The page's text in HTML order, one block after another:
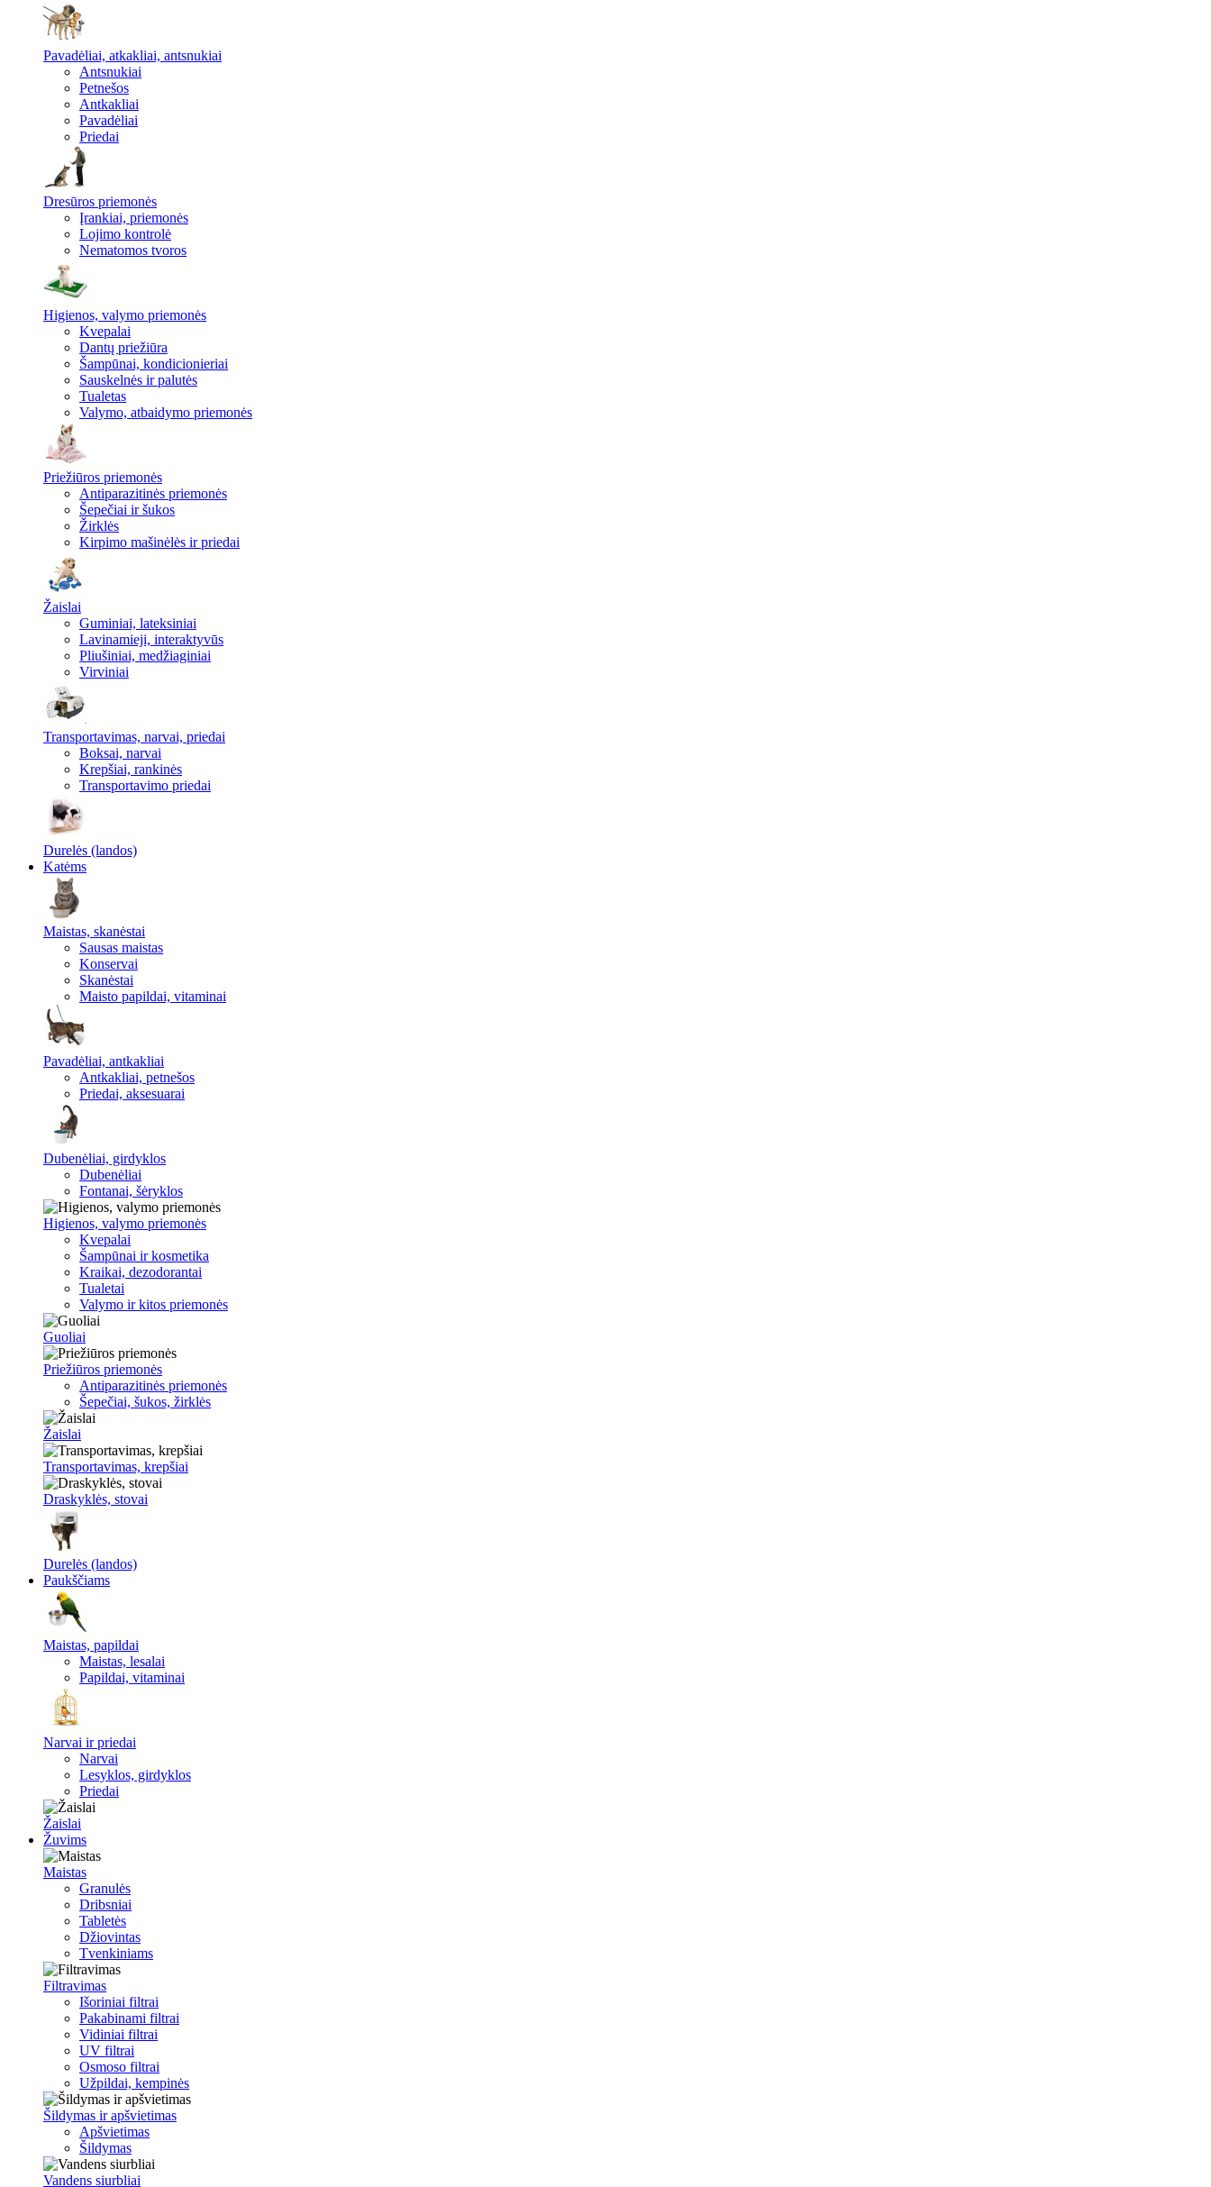
Pavadėliai, atkakliai, antsnukiai
Antsnukiai
Petnešos
Antkakliai
Pavadėliai
Priedai
Dresūros priemonės
Įrankiai, priemonės
Lojimo kontrolė
Nematomos tvoros
Higienos, valymo priemonės
Kvepalai
Dantų priežiūra
Šampūnai, kondicionieriai
Sauskelnės ir palutės
Tualetas
Valymo, atbaidymo priemonės
Priežiūros priemonės
Antiparazitinės priemonės
Šepečiai ir šukos
Žirklės
Kirpimo mašinėlės ir priedai
Žaislai
Guminiai, lateksiniai
Lavinamieji, interaktyvūs
Pliušiniai, medžiaginiai
Virviniai
Transportavimas, narvai, priedai
Boksai, narvai
Krepšiai, rankinės
Transportavimo priedai
Durelės (landos)
Katėms
Maistas, skanėstai
Sausas maistas
Konservai
Skanėstai
Maisto papildai, vitaminai
Pavadėliai, antkakliai
Antkakliai, petnešos
Priedai, aksesuarai
Dubenėliai, girdyklos
Dubenėliai
Fontanai, šėryklos
Higienos, valymo priemonės
Kvepalai
Šampūnai ir kosmetika
Kraikai, dezodorantai
Tualetai
Valymo ir kitos priemonės
Guoliai
Priežiūros priemonės
Antiparazitinės priemonės
Šepečiai, šukos, žirklės
Žaislai
Transportavimas, krepšiai
Draskyklės, stovai
Durelės (landos)
Paukščiams
Maistas, papildai
Maistas, lesalai
Papildai, vitaminai
Narvai ir priedai
Narvai
Lesyklos, girdyklos
Priedai
Žaislai
Žuvims
Maistas
Granulės
Dribsniai
Tabletės
Džiovintas
Tvenkiniams
Filtravimas
Išoriniai filtrai
Pakabinami filtrai
Vidiniai filtrai
UV filtrai
Osmoso filtrai
Užpildai, kempinės
Šildymas ir apšvietimas
Apšvietimas
Šildymas
Vandens siurbliai